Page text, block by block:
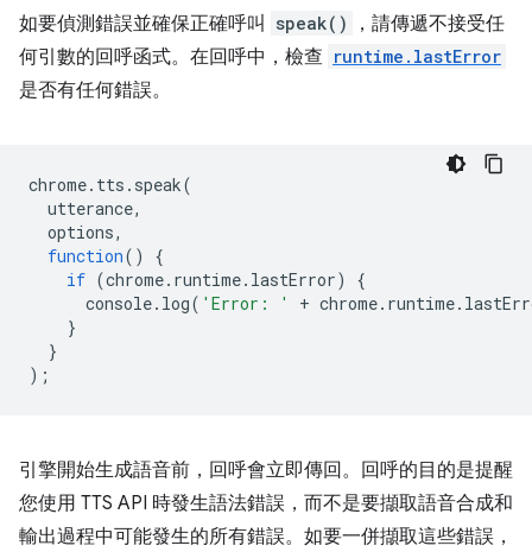
如要偵測錯誤並確保正確呼叫 speak()
，請傳遞不接受任
何引數的回呼函式。在回呼中，檢查 runtime.lastError
是否有任何錯誤。
chrome. tts . speak(
utterance,
options,
function()
{
if (chrome. runtime. lastError)
{
console. log( 'Error: ' + chrome. runtime.
}
}
);
引擎開始生成語音前，回呼會立即傳回。回呼的目的是提醒
您使用 TTS API 時發生語法錯誤，而不是要擷取語音合成和
輸出過程中可能發生的所有錯誤。如要一併擷取這些錯誤，